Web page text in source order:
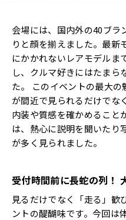
会場には、国内外の40ブラ
りと顔を揃えました。最新
にかかれないレアモデルま
し、クルマ好きにはたまら
た。 このイベントの最大
が間近で見られるだけでな
内装や質感を確かめること
は、熱心に説明を聞いたり
が多く見られました。
受付時間前に長蛇の列！
見るだけでなく「走る」歓
ントの醍醐味です。今回は